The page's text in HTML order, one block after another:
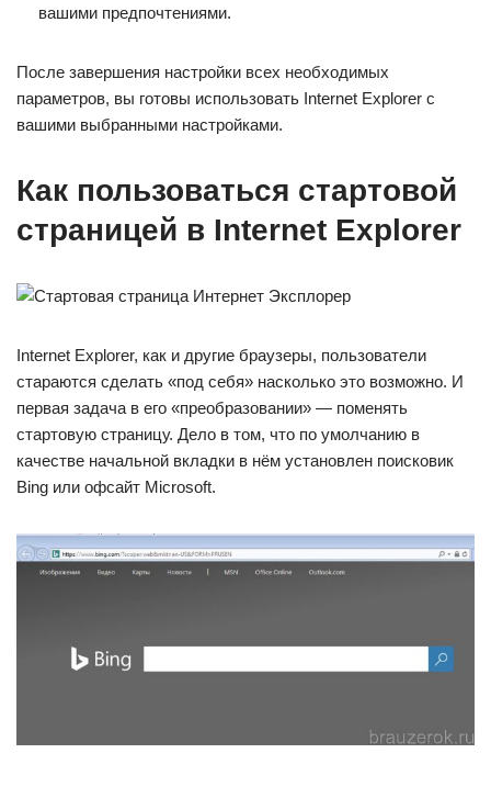
вашими предпочтениями.
После завершения настройки всех необходимых
параметров, вы готовы использовать Internet Explorer с
вашими выбранными настройками.
Как пользоваться стартовой
страницей в Internet Explorer
Internet Explorer, как и другие браузеры, пользователи
стараются сделать «под себя» насколько это возможно. И
первая задача в его «преобразовании» — поменять
стартовую страницу. Дело в том, что по умолчанию в
качестве начальной вкладки в нём установлен поисковик
Bing или офсайт Microsoft.